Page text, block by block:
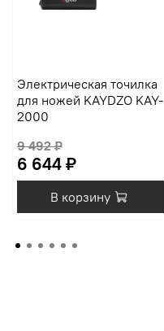
Электрическая точилка
для ножей KAYDZO KAY-
2000
9 492 ₽
6 644 ₽
В корзину